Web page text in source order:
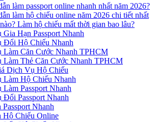
làm passport online nhanh nhất năm 2026?
làm hộ chiếu online năm 2026 chi tiết nhất
Làm hộ chiếu mất thời gian bao lâu?
Hạn Passport Nhanh
Đổi Hộ Chiếu Nhanh
Làm Căn Cước Nhanh TPHCM
Làm Thẻ Căn Cước Nhanh TPHCM
Dịch Vụ Hộ Chiếu
Làm Hộ Chiếu Nhanh
Passport Nhanh
Đổi Passport Nhanh
Nhanh
Hộ Chiếu Online